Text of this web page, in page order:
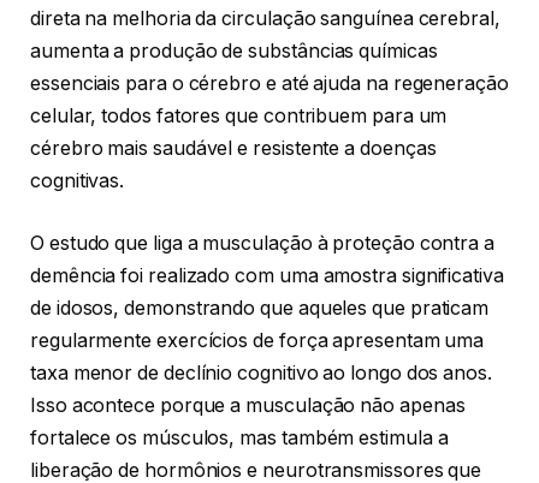
direta na melhoria da circulação sanguínea cerebral,
aumenta a produção de substâncias químicas
essenciais para o cérebro e até ajuda na regeneração
celular, todos fatores que contribuem para um
cérebro mais saudável e resistente a doenças
cognitivas.
O estudo que liga a musculação à proteção contra a
demência foi realizado com uma amostra significativa
de idosos, demonstrando que aqueles que praticam
regularmente exercícios de força apresentam uma
taxa menor de declínio cognitivo ao longo dos anos.
Isso acontece porque a musculação não apenas
fortalece os músculos, mas também estimula a
liberação de hormônios e neurotransmissores que